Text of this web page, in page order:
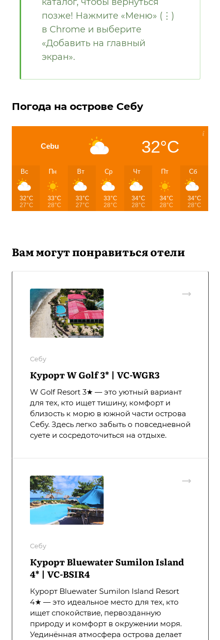
позже! Нажмите «Меню» (⋮)
в Chrome и выберите
«Добавить на главный
экран».
Погода на острове Себу
Cebu 32°C
Вс
32°C
27°C
Пн
33°C
28°C
Вт
33°C
27°C
Ср
33°C
28°C
Чт
34°C
28°C
Пт
34°C
28°C
Сб
34°C
28°C
Вам могут понравиться отели
Себу
Курорт W Golf 3* | VC-WGR3
W Golf Resort 3★ — это уютный вариант
для тех, кто ищет тишину, комфорт и
близость к морю в южной части острова
Себу. Здесь легко забыть о повседневной
суете и сосредоточиться на отдыхе.
Себу
Курорт Bluewater Sumilon Island
4* | VC-BSIR4
Курорт Bluewater Sumilon Island Resort
4★ — это идеальное место для тех, кто
ищет спокойствие, первозданную
природу и комфорт в окружении моря.
Уединённая атмосфера острова делает